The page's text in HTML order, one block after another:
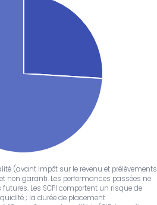
(avant impôt sur le revenu et prélèvements
non garanti. Les performances passées ne
Les SCPI comportent un risque de
; la durée de placement